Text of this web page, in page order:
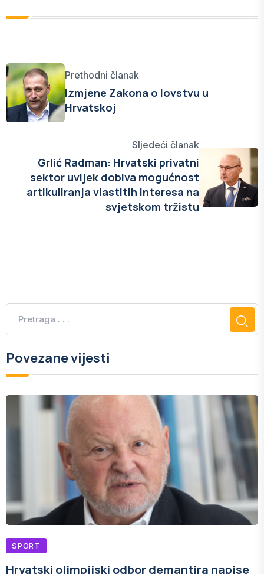
Prethodni članak
Izmjene Zakona o lovstvu u
Hrvatskoj
Sljedeći članak
Grlić Radman: Hrvatski privatni
sektor uvijek dobiva mogućnost
artikuliranja vlastitih interesa na
svjetskom tržistu
Povezane vijesti
SPORT
Hrvatski olimpijski odbor demantira napise